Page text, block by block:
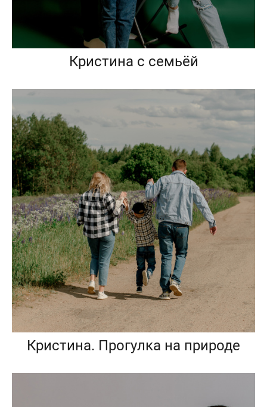
Кристина с семьёй
Кристина. Прогулка на природе